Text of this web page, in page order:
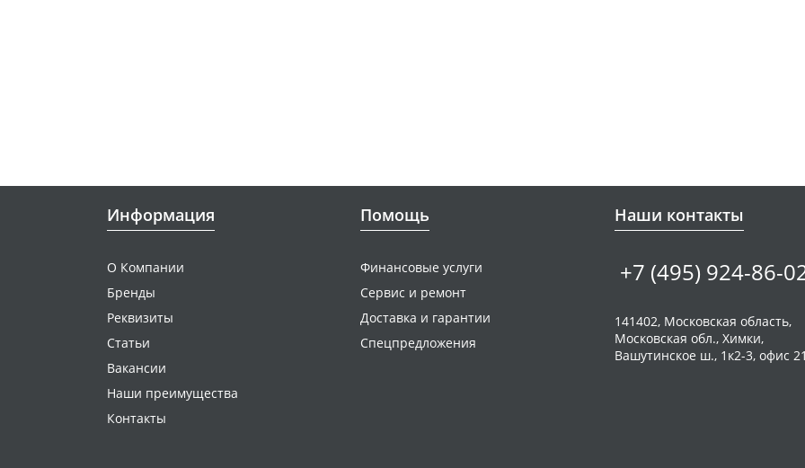
Информация
О Компании
Бренды
Реквизиты
Статьи
Вакансии
Наши преимущества
Контакты
Помощь
Финансовые услуги
Сервис и ремонт
Доставка и гарантии
Спецпредложения
Наши контакты
+7 (495) 924-86-
141402, Московская область,
Московская обл., Химки,
Вашутинское ш., 1к2-3, офис